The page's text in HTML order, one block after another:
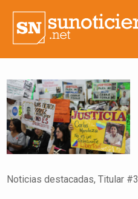
Noticias destacadas,Titular #3